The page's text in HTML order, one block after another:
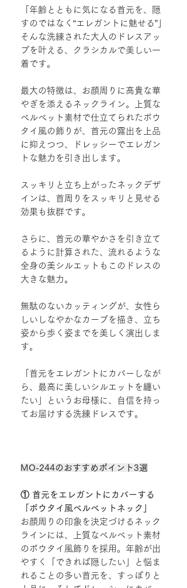
「年齢とともに気になる首元を、隠
すのではなく“エレガントに魅せる”」
そんな洗練された大人のドレスアッ
プを叶える、クラシカルで美しい一
着です。
最大の特徴は、お顔周りに高貴な華
やぎを添えるネックライン。上質な
ベルベット素材で仕立てられたボウ
タイ風の飾りが、首元の露出を上品
に抑えつつ、ドレッシーでエレガン
トな魅力を引き出します。
スッキリと立ち上がったネックデザ
インは、首周りをスッキリと見せる
効果も抜群です。
さらに、首元の華やかさを引き立て
るように計算された、流れるような
全身の美シルエットもこのドレスの
大きな魅力。
無駄のないカッティングが、女性ら
しいしなやかなカーブを描き、立ち
姿から歩く姿までを美しく演出しま
す。
「首元をエレガントにカバーしなが
ら、最高に美しいシルエットを纏い
たい」というお母様に、自信を持っ
てお届けする洗練ドレスです。
MO-244のおすすめポイント3選
① 首元をエレガントにカバーする
「ボウタイ風ベルベットネック」
お顔周りの印象を決定づけるネック
ラインには、上質なベルベット素材
のボウタイ風飾りを採用。年齢が出
やすく「できれば隠したい」と悩ま
れることの多い首元を、すっぽりと